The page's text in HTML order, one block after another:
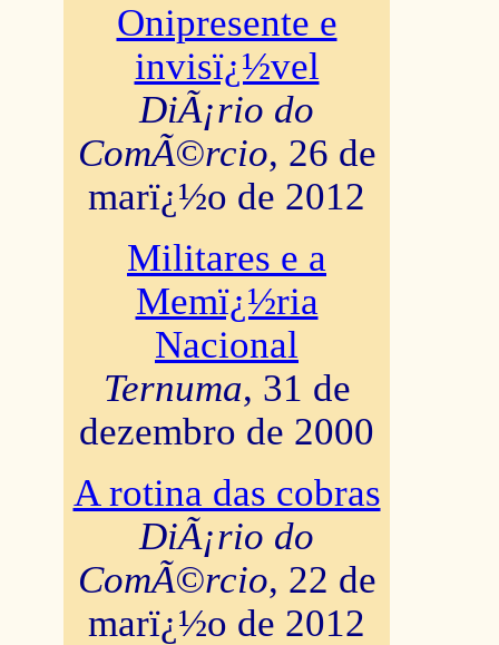
Onipresente e
invisï¿½vel
DiÃ¡rio do
ComÃ©rcio, 26 de
marï¿½o de 2012
Militares e a
Memï¿½ria
Nacional
Ternuma, 31 de
dezembro de 2000
A rotina das cobras
DiÃ¡rio do
ComÃ©rcio, 22 de
marï¿½o de 2012